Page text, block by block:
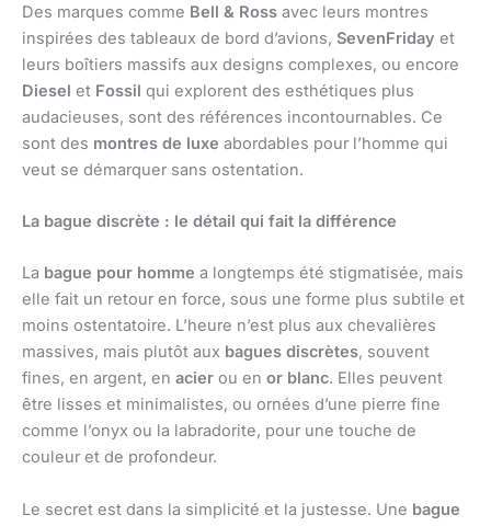
Des marques comme Bell & Ross avec leurs montres
inspirées des tableaux de bord d’avions, SevenFriday et
leurs boîtiers massifs aux designs complexes, ou encore
Diesel et Fossil qui explorent des esthétiques plus
audacieuses, sont des références incontournables. Ce
sont des montres de luxe abordables pour l’homme qui
veut se démarquer sans ostentation.
La bague discrète : le détail qui fait la différence
La bague pour homme a longtemps été stigmatisée, mais
elle fait un retour en force, sous une forme plus subtile et
moins ostentatoire. L’heure n’est plus aux chevalières
massives, mais plutôt aux bagues discrètes, souvent
fines, en argent, en acier ou en or blanc. Elles peuvent
être lisses et minimalistes, ou ornées d’une pierre fine
comme l’onyx ou la labradorite, pour une touche de
couleur et de profondeur.
Le secret est dans la simplicité et la justesse. Une bague